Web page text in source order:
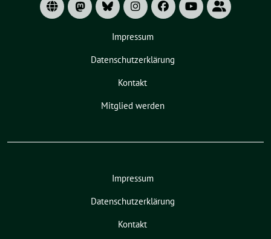
Impressum
Datenschutzerklärung
Kontakt
Mitglied werden
Impressum
Datenschutzerklärung
Kontakt